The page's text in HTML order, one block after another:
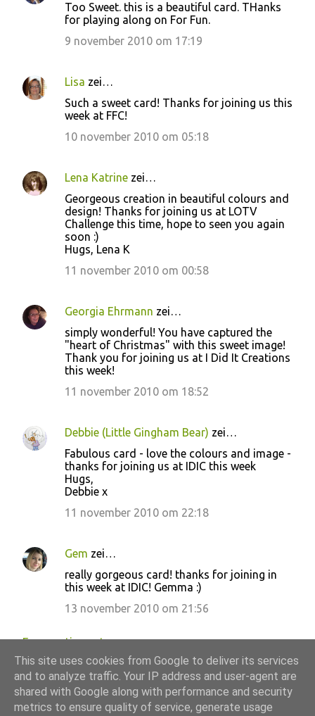
Too Sweet. this is a beautiful card. THanks
for playing along on For Fun.
9 november 2010 om 17:19
Lisa zei…
Such a sweet card! Thanks for joining us this
week at FFC!
10 november 2010 om 05:18
Lena Katrine zei…
Georgeous creation in beautiful colours and
design! Thanks for joining us at LOTV
Challenge this time, hope to seen you again
soon :)
Hugs, Lena K
11 november 2010 om 00:58
Georgia Ehrmann zei…
simply wonderful! You have captured the
"heart of Christmas" with this sweet image!
Thank you for joining us at I Did It Creations
this week!
11 november 2010 om 18:52
Debbie (Little Gingham Bear) zei…
Fabulous card - love the colours and image -
thanks for joining us at IDIC this week
Hugs,
Debbie x
11 november 2010 om 22:18
Gem zei…
really gorgeous card! thanks for joining in
this week at IDIC! Gemma :)
13 november 2010 om 21:56
Een reactie posten
Mogelijk gemaakt door Blogger
This site uses cookies from Google to deliver its services
and to analyze traffic. Your IP address and user-agent are
shared with Google along with performance and security
metrics to ensure quality of service, generate usage